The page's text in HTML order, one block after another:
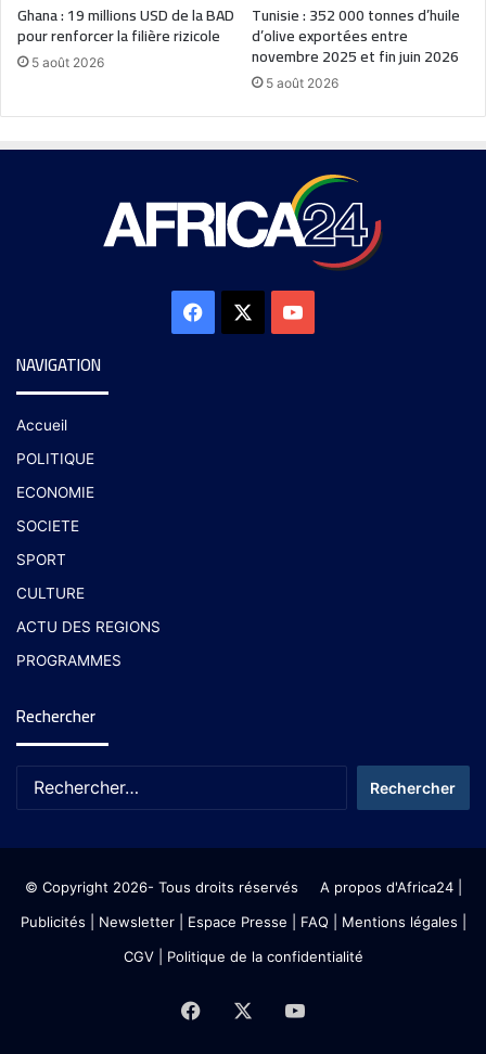
Ghana : 19 millions USD de la BAD
pour renforcer la filière rizicole
5 août 2026
Tunisie : 352 000 tonnes d’huile
d’olive exportées entre
novembre 2025 et fin juin 2026
5 août 2026
NAVIGATION
Accueil
POLITIQUE
ECONOMIE
SOCIETE
SPORT
CULTURE
ACTU DES REGIONS
PROGRAMMES
Rechercher
© Copyright 2026- Tous droits réservés A propos d'Africa24|
Publicités
Newsletter| Espace Presse | FAQ | Mentions légales
CGV| Politique de la confidentialité